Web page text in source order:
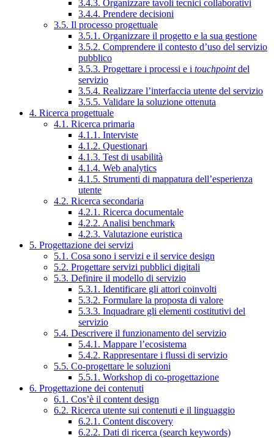
3.4.3. Organizzare tavoli tecnici collaborativi
3.4.4. Prendere decisioni
3.5. Il processo progettuale
3.5.1. Organizzare il progetto e la sua gestione
3.5.2. Comprendere il contesto d’uso del servizio
pubblico
3.5.3. Progettare i processi e i touchpointdel
servizio
3.5.4. Realizzare l’interfaccia utente del servizio
3.5.5. Validare la soluzione ottenuta
4. Ricerca progettuale
4.1. Ricerca primaria
4.1.1. Interviste
4.1.2. Questionari
4.1.3. Test di usabilità
4.1.4. Web analytics
4.1.5. Strumenti di mappatura dell’esperienza
utente
4.2. Ricerca secondaria
4.2.1. Ricerca documentale
4.2.2. Analisi benchmark
4.2.3. Valutazione euristica
5. Progettazione dei servizi
5.1. Cosa sono i servizi e il service design
5.2. Progettare servizi pubblici digitali
5.3. Definire il modello di servizio
5.3.1. Identificare gli attori coinvolti
5.3.2. Formulare la proposta di valore
5.3.3. Inquadrare gli elementi costitutivi del
servizio
5.4. Descrivere il funzionamento del servizio
5.4.1. Mappare l’ecosistema
5.4.2. Rappresentare i flussi di servizio
5.5. Co-progettare le soluzioni
5.5.1. Workshop di co-progettazione
6. Progettazione dei contenuti
6.1. Cos’è il content design
6.2. Ricerca utente sui contenuti e il linguaggio
6.2.1. Content discovery
6.2.2. Dati di ricerca (search keywords)